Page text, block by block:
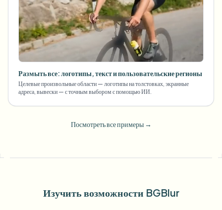
Размыть все: логотипы, текст и пользовательские регионы
Целевые произвольные области — логотипы на толстовках, экранные
адреса, вывески — с точным выбором с помощью ИИ.
Посмотреть все примеры→
Изучить возможности BGBlur